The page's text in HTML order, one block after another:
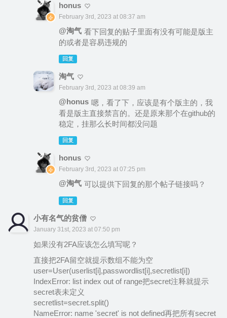
honus
February 3rd, 2023 at 08:37 am
@淘气 看下回复的贴子里面有没有可能是版主
的或者是容易违规的
回复
淘气
February 3rd, 2023 at 08:39 am
@honus 嗯，看了下，应该是有个版主的，我
看是版主直接禁言的。还是原来那个在github的
稳定，挂那么长时间都没问题
回复
honus
February 3rd, 2023 at 07:25 pm
@淘气 可以提供下回复的那个帖子链接吗？
回复
小有名气的贫僧
January 31st, 2023 at 07:50 pm
如果没有2FA应该怎么填写呢？
直接把2FA留空就提示数组不能为空
user=User(userlist[i],passwordlist[i],secretlist[i])
IndexError: list index out of range把secret注释就提示
secret表未定义
secretlist=secret.split()
NameError: name 'secret' is not defined再把所有secret